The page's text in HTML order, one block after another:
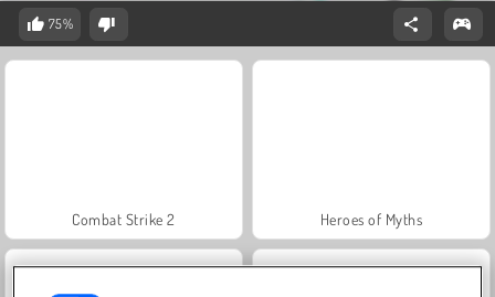
75%
Combat Strike 2 Heroes of Myths